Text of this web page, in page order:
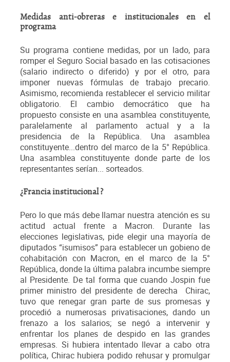
Medidas anti-obreras e institucionales en el
programa
Su programa contiene medidas, por un lado, para
romper el Seguro Social basado en las cotisaciones
(salario indirecto o diferido) y por el otro, para
imponer nuevas fórmulas de trabajo precario.
Asimismo, recomienda restablecer el servicio militar
obligatorio. El cambio democrático que ha
propuesto consiste en una asamblea constituyente,
paralelamente al parlamento actual y a la
presidencia de la República. Una asamblea
constituyente...dentro del marco de la 5° República.
Una asamblea constituyente donde parte de los
representantes serían... sorteados.
¿Francia institucional ?
Pero lo que más debe llamar nuestra atención es su
actitud actual frente a Macron. Durante las
elecciones legislativas, pide elegir una mayoría de
diputados “isumisos” para establecer un gobieno de
cohabitación con Macron, en el marco de la 5°
República, donde la última palabra incumbe siempre
al Presidente. De tal forma que cuando Jospin fue
primer ministro del presidente de derecha Chirac,
tuvo que renegar gran parte de sus promesas y
procedió a numerosas privatisaciones, dando un
frenazo a los salarios; se negó a intervenir y
enfrentar los planes de despido en las grandes
empresas. Si hubiera intentado llevar a cabo otra
política, Chirac hubiera podido rehusar y promulgar